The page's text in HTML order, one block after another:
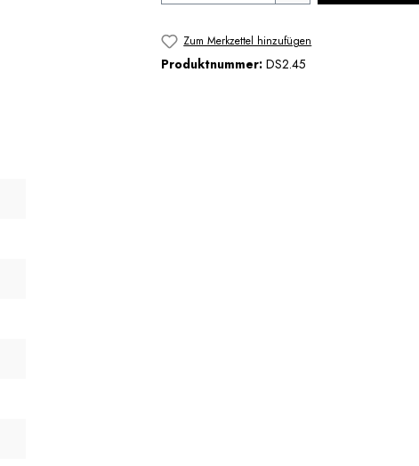
Zum Merkzettel hinzufügen
Produktnummer: DS2.45